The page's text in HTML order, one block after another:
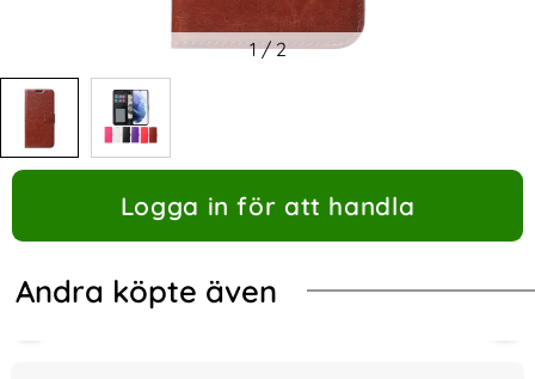
1/2
Logga in för att handla
Andra köpte även